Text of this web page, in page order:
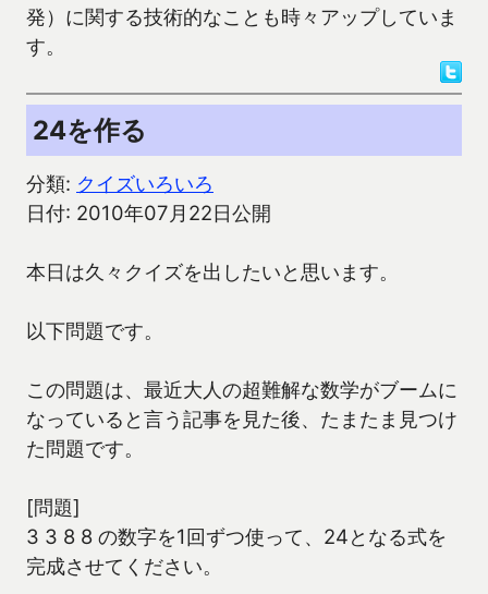
発）に関する技術的なことも時々アップしていま
す。
24を作る
分類: クイズいろいろ
日付: 2010年07月22日公開
本日は久々クイズを出したいと思います。
以下問題です。
この問題は、最近大人の超難解な数学がブームに
なっていると言う記事を見た後、たまたま見つけ
た問題です。
[問題]
3 3 8 8 の数字を1回ずつ使って、24となる式を
完成させてください。